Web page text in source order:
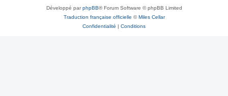
Développé parphpBB® Forum Software © phpBB Limited
Traduction française officielle ©Miles Cellar
Confidentialité | Conditions